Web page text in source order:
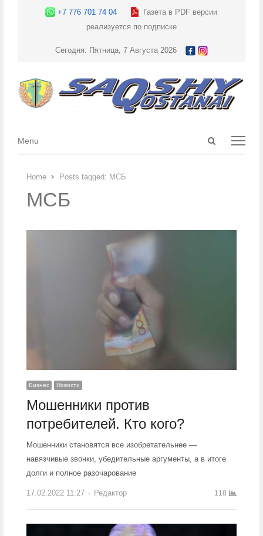
+7 776 701 74 04
Газета в PDF версии
реализуется по подписке
Сегодня: Пятница, 7 Августа 2026
Open
Menu
Menu
Home Posts tagged: МСБ
МСБ
Бизнес Новости
Мошенники против
потребителей. Кто кого?
Мошенники становятся все изобретательнее —
навязчивые звонки, убедительные аргументы, а в итоге
долги и полное разочарование
17.02.2022 11:27 Author
Редактор 118